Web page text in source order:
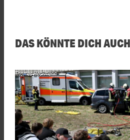
DAS KÖNNTE DICH
Thomas Heckmann